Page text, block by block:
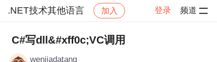
.NET技术其他语言 加入 登录 频道
社区 .NET技术其他语言 帖子详情
C#写dll&#xff0c;VC调用
wenjiadatang